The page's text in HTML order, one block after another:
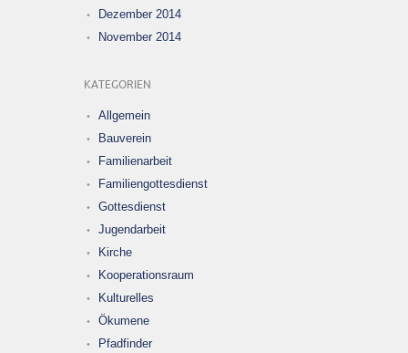
Dezember 2014
November 2014
KATEGORIEN
Allgemein
Bauverein
Familienarbeit
Familiengottesdienst
Gottesdienst
Jugendarbeit
Kirche
Kooperationsraum
Kulturelles
Ökumene
Pfadfinder